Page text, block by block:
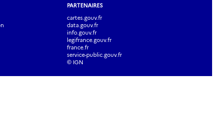
PARTENAIRES
cartes.gouv.fr
data.gouv.fr
info.gouv.fr
legifrance.gouv.fr
france.fr
service-public.gouv.fr
© IGN